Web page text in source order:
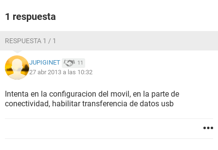
1 respuesta
RESPUESTA 1 / 1
JUPIGINET 11
27 abr 2013 a las 10:32
Intenta en la configuracion del movil, en la parte de
conectividad, habilitar transferencia de datos usb